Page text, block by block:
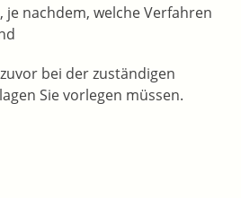
nachdem, welche Verfahren
bei der zuständigen
Sie vorlegen müssen.